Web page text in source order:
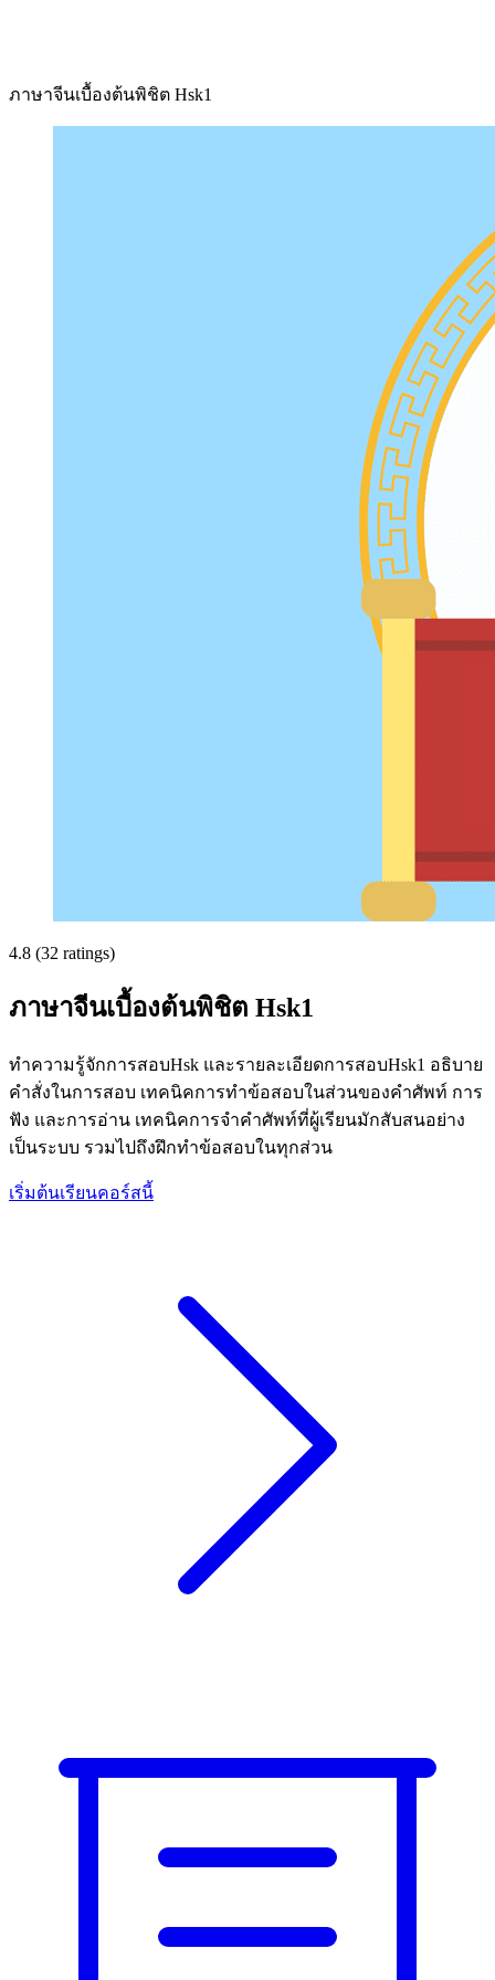
ภาษาจีนเบื้องต้นพิชิต Hsk1
4.8 (32 ratings)
ภาษาจีนเบื้องต้นพิชิต Hsk1
ทำความรู้จักการสอบHsk และรายละเอียดการสอบHsk1 อธิบาย
คำสั่งในการสอบ เทคนิคการทำข้อสอบในส่วนของคำศัพท์ การ
ฟัง และการอ่าน เทคนิคการจำคำศัพท์ที่ผู้เรียนมักสับสนอย่าง
เป็นระบบ รวมไปถึงฝึกทำข้อสอบในทุกส่วน
เริ่มต้นเรียนคอร์สนี้